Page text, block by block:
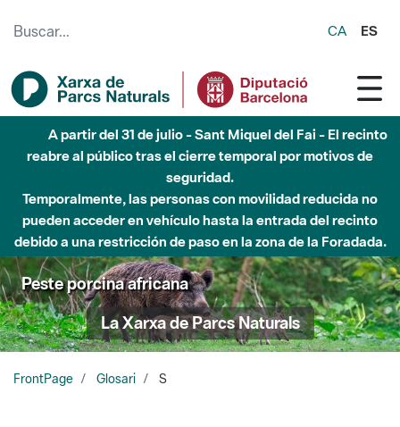
CA ES
A partir del 31 de julio - Sant Miquel del Fai - El recinto
reabre al público tras el cierre temporal por motivos de
seguridad.
Temporalmente, las personas con movilidad reducida no
pueden acceder en vehículo hasta la entrada del recinto
debido a una restricción de paso en la zona de la Foradada.
Peste porcina africana
La Xarxa de Parcs Naturals
FrontPage Glosari S